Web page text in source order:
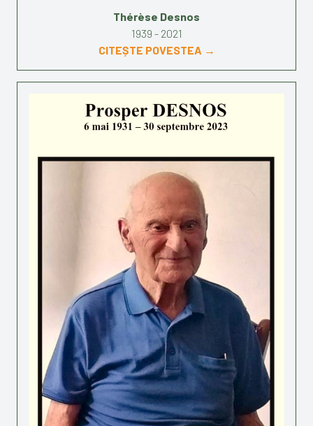
Thérèse Desnos
1939 - 2021
CITEȘTE POVESTEA →